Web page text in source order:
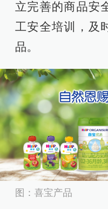
立完善的商品安
工安全培训，及
品。
图：喜宝产品